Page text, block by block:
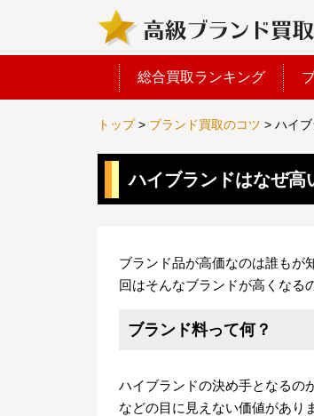
総合買取ランキング
トップ> ブランド買取のコツ > ハイ
ハイブランドはなぜ高
ブランド品が高価なのは誰もが
回はそんなブランドが高くなる
ブランド料って何？
ハイブランドの決め手となるの
などの目に見えない価値があり